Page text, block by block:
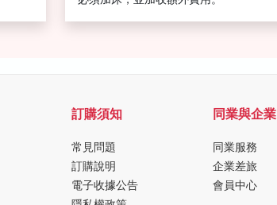
訂購須知
常見問題
訂購說明
電子收據公告
同業與企業
同業服務
企業差旅
會員中心